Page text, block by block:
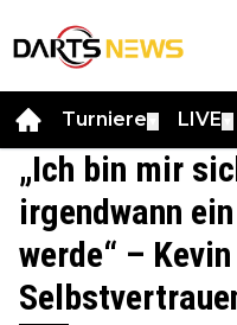
Turniere LIVE
„Ich bin mir
irgendwann
werde“ –